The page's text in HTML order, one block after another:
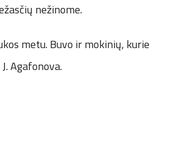
nežinome.
metu. Buvo ir mokinių, kurie
Agafonova.